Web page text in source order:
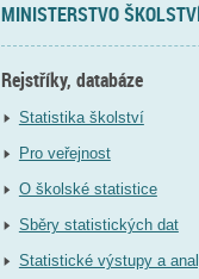
MINISTERSTVO
Rejstříky, databáze
Statistika školství
Pro veřejnost
O školské statistice
Sběry statistických dat
Statistické výstupy a